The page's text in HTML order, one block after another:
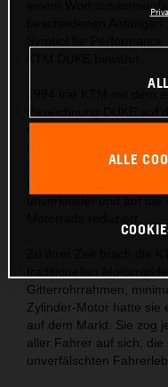
Supermoto und
Gitterrohrrahmen,
Zylinder-Motor hatte sie
auf dem Markt. Sie zog
aller Fahrer auf sich,
unverfälschten
ALLE